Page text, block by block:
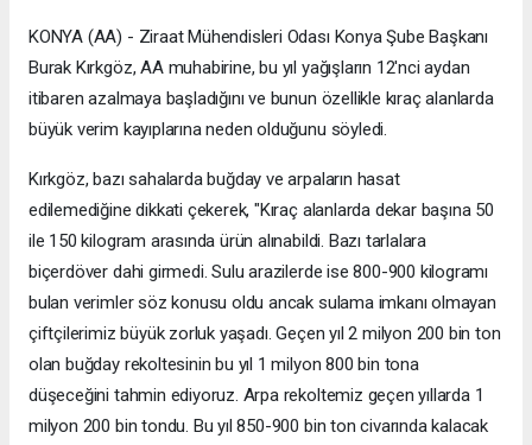
KONYA (AA) - Ziraat Mühendisleri Odası Konya Şube Başkanı
Burak Kırkgöz, AA muhabirine, bu yıl yağışların 12'nci aydan
itibaren azalmaya başladığını ve bunun özellikle kıraç alanlarda
büyük verim kayıplarına neden olduğunu söyledi.
Kırkgöz, bazı sahalarda buğday ve arpaların hasat
edilemediğine dikkati çekerek, "Kıraç alanlarda dekar başına 50
ile 150 kilogram arasında ürün alınabildi. Bazı tarlalara
biçerdöver dahi girmedi. Sulu arazilerde ise 800-900 kilogramı
bulan verimler söz konusu oldu ancak sulama imkanı olmayan
çiftçilerimiz büyük zorluk yaşadı. Geçen yıl 2 milyon 200 bin ton
olan buğday rekoltesinin bu yıl 1 milyon 800 bin tona
düşeceğini tahmin ediyoruz. Arpa rekoltemiz geçen yıllarda 1
milyon 200 bin tondu. Bu yıl 850-900 bin ton civarında kalacak